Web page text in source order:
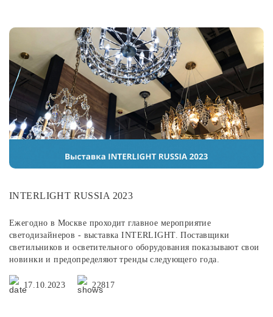
INTERLIGHT RUSSIA 2023
Ежегодно в Москве проходит главное мероприятие
светодизайнеров - выставка INTERLIGHT. Поставщики
светильников и осветительного оборудования показывают свои
новинки и предопределяют тренды следующего года.
17.10.2023 22817